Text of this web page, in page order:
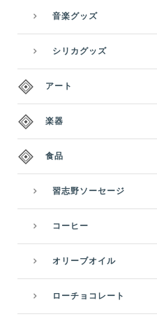
音楽グッズ
シリカグッズ
アート
楽器
食品
習志野ソーセージ
コーヒー
オリーブオイル
ローチョコレート